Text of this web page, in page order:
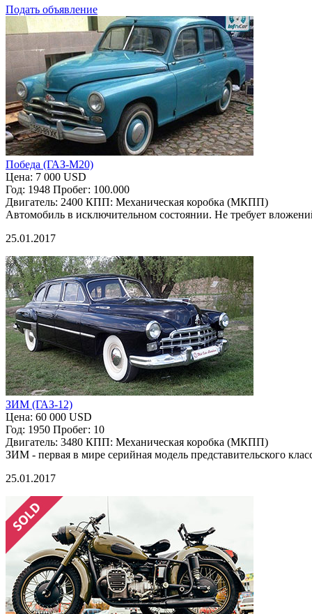
Подать объявление
Победа (ГАЗ-М20)
Цена: 7 000 USD
Год: 1948 Пробег: 100.000
Двигатель: 2400 КПП: Механическая коробка (МКПП)
Автомобиль в исключительном состоянии. Не требует
25.01.2017
ЗИМ (ГАЗ-12)
Цена: 60 000 USD
Год: 1950 Пробег: 10
Двигатель: 3480 КПП: Механическая коробка (МКПП)
ЗИМ - первая в мире серийная модель представительского
25.01.2017